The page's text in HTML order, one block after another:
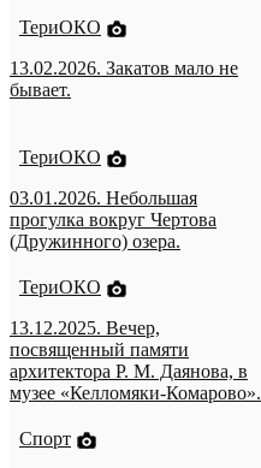
ТериОКО
13.02.2026. Закатов мало не
бывает.
ТериОКО
03.01.2026. Небольшая
прогулка вокруг Чертова
(Дружинного) озера.
ТериОКО
13.12.2025. Вечер,
посвященный памяти
архитектора Р. М. Даянова, в
музее «Келломяки-Комарово».
Спорт